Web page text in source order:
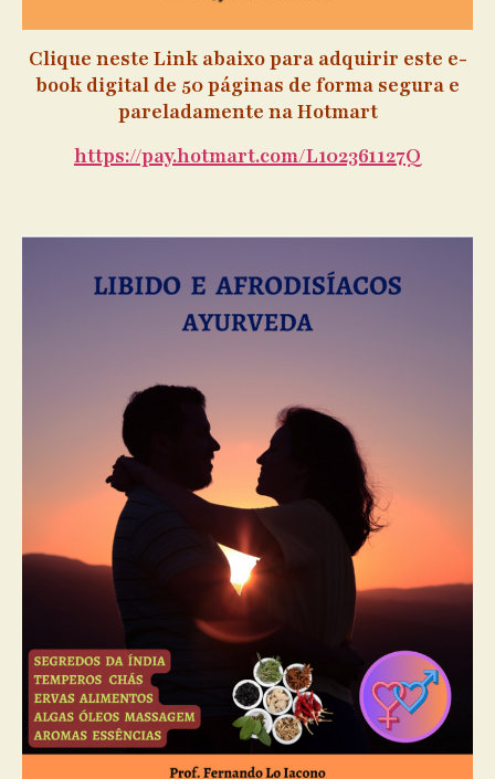
Clique neste Link abaixo para adquirir este e-
book digital de 50 páginas de forma segura e
pareladamente na Hotmart
https://pay.hotmart.com/L102361127Q